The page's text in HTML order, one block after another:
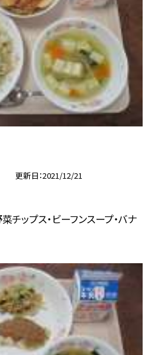
更新日 2021/12/21
菜チップス・ビーフンスープ・バナ